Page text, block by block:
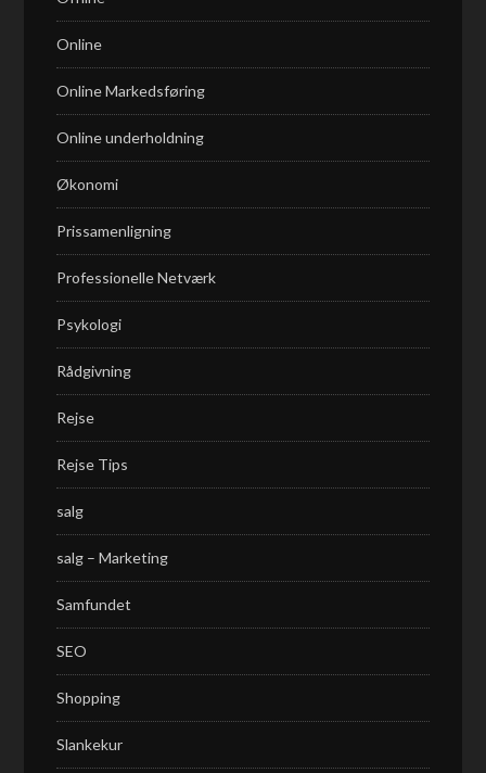
Online
Online Markedsføring
Online underholdning
Økonomi
Prissamenligning
Professionelle Netværk
Psykologi
Rådgivning
Rejse
Rejse Tips
salg
salg – Marketing
Samfundet
SEO
Shopping
Slankekur